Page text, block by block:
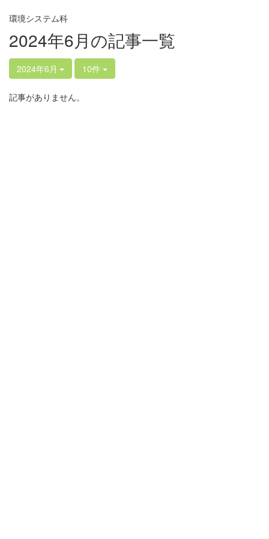
環境システム科
2024年6月の記事一覧
2024年6月 10件
記事がありません。